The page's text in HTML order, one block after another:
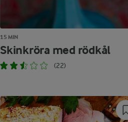
15 MIN
Skinkröra med rödkål
(22)